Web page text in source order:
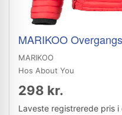
MARIKOO
MARIKOO
Hos About You
298 kr.
Laveste registrerede pris